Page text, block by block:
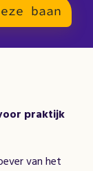
baan
praktijk
van het